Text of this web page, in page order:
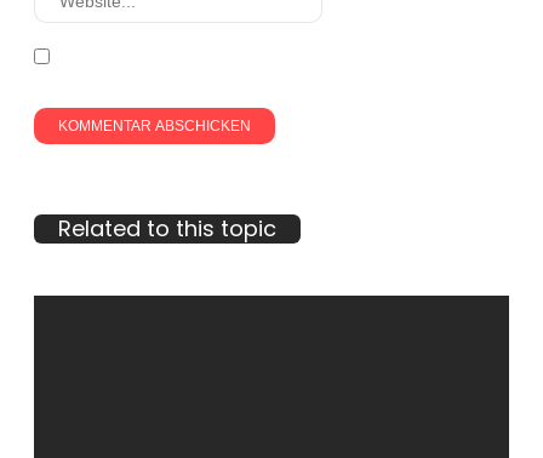
Related to this topic